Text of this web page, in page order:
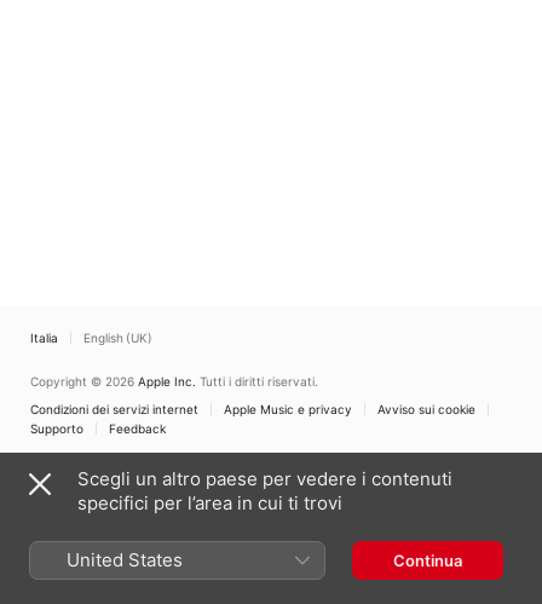
Italia English (UK)
Copyright © 2026 Apple Inc. Tutti i diritti riservati.
Condizioni dei servizi internet
Apple Music e privacy
Avviso sui cookie
Supporto
Feedback
Scegli un altro paese per vedere i contenuti
specifici per l’area in cui ti trovi
United States Continua